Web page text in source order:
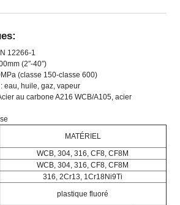
12266-1
(2″-40″)
(classe 150-classe 600)
eau, huile, gaz, vapeur
au carbone A216 WCB/A105, acier
MATÉRIEL
WCB, 304, 316, CF8, CF8M
WCB, 304, 316, CF8, CF8M
316, 2Cr13, 1Cr18Ni9Ti
plastique fluoré